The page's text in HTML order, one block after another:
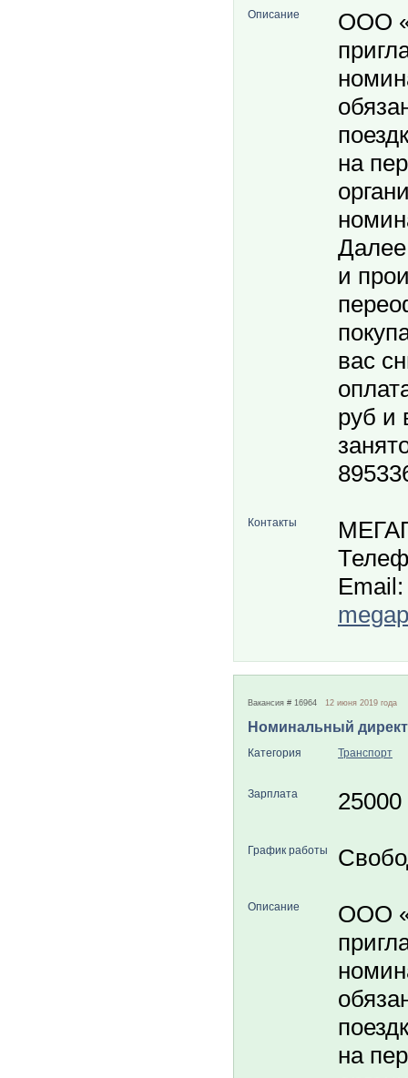
Описание
ООО
на
и
вас
руб и
Контакты
Email:
Вакансия # 16964 12 июня 2019 года
Номинальный
Категория Транспорт
Зарплата 25000
График работы
Описание
ООО
на